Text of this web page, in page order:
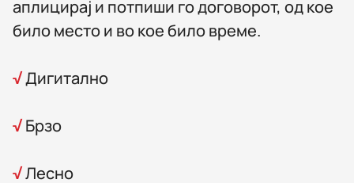
аплицирај и потпиши го договорот, од кое
било место и во кое било време.​
√Дигитално
√Брзо
√Лесно